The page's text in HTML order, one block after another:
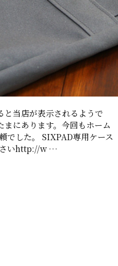
と当店が表示されるようで
にあります。今回もホーム
でした。 SIXPAD専用ケース
さいhttp://w …